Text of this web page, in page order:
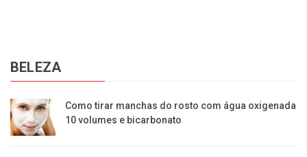
BELEZA
Como tirar manchas do rosto com água oxigenada
10 volumes e bicarbonato